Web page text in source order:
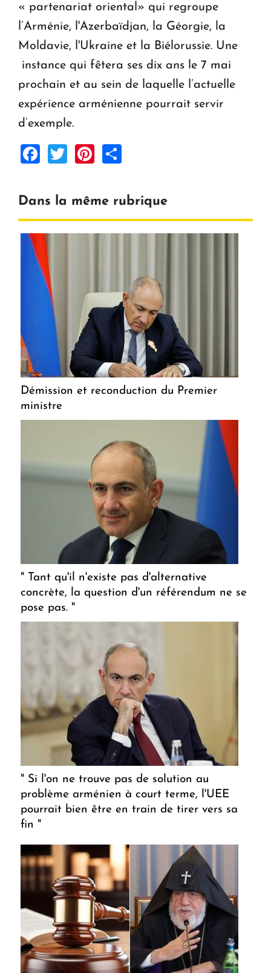
« partenariat oriental» qui regroupe
l’Arménie, l'Azerbaïdjan, la Géorgie, la
Moldavie, l'Ukraine et la Biélorussie. Une
instance qui fêtera ses dix ans le 7 mai
prochain et au sein de laquelle l’actuelle
expérience arménienne pourrait servir
d’exemple.
Facebook
TwitterPinterest
Dans la même rubrique
Démission et reconduction du Premier
ministre
" Tant qu'il n'existe pas d'alternative
concrète, la question d'un référendum ne se
pose pas. "
" Si l'on ne trouve pas de solution au
problème arménien à court terme, l'UEE
pourrait bien être en train de tirer vers sa
fin "